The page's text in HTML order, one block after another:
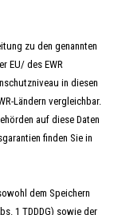
25
Niedersachsen-
mit dem
Spielform Five-
geholt. Seit
In über 40
zu den genannten
EU/ des EWR
in diesen
Ländern vergleichbar.
auf diese Daten
finden Sie in
dem Speichern
1 TDDDG) sowie der